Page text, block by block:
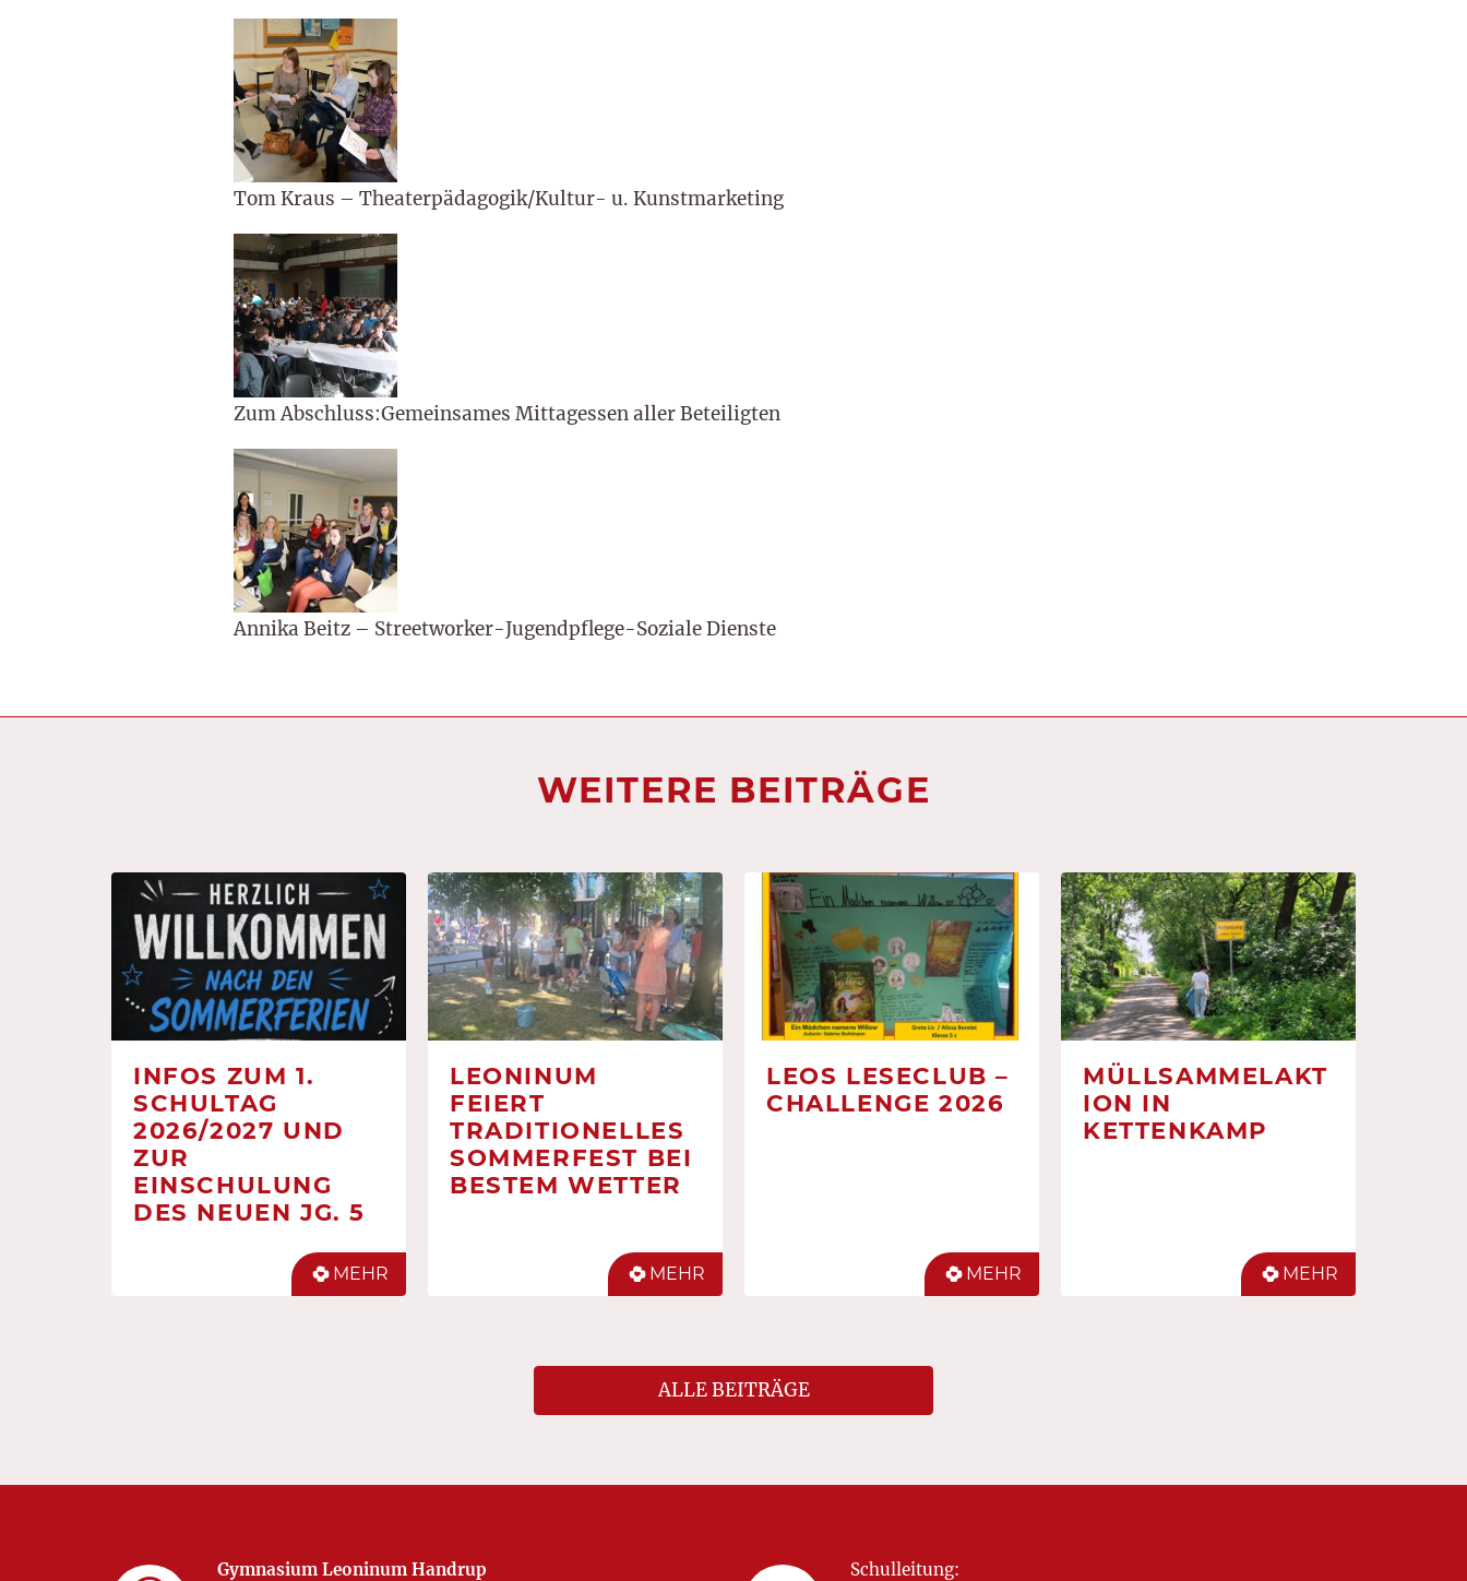
Tom Kraus – Theaterpädagogik/Kultur- u. Kunstmarketing
Zum Abschluss:Gemeinsames Mittagessen aller Beteiligten
Annika Beitz – Streetworker-Jugendpflege-Soziale Dienste
WEITERE BEITRÄGE
INFOS ZUM 1.
SCHULTAG
2026/2027 UND
ZUR
EINSCHULUNG
DES NEUEN JG. 5
MEHR
LEONINUM
FEIERT
TRADITIONELLES
SOMMERFEST BEI
BESTEM WETTER
MEHR
LEOS LESECLUB –
CHALLENGE 2026
MEHR
MÜLLSAMMELAKT
ION IN
KETTENKAMP
MEHR
ALLE BEITRÄGE
Gymnasium Leoninum Handrup Schulleitung: